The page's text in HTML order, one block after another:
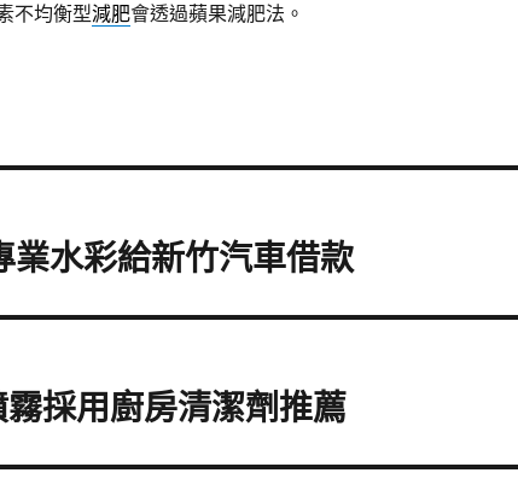
不均衡型減肥會透過蘋果減肥法。
水彩給新竹汽車借款
採用廚房清潔劑推薦